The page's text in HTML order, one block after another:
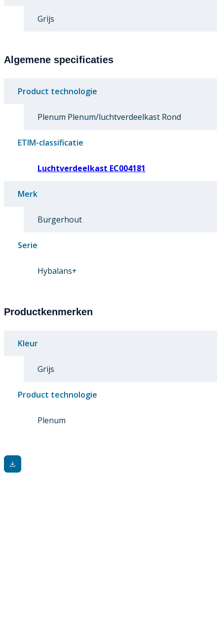
Grijs
Algemene specificaties
Product technologie
Plenum Plenum/luchtverdeelkast Rond
ETIM-classificatie
Luchtverdeelkast EC004181
Merk
Burgerhout
Serie
Hybalans+
Productkenmerken
Kleur
Grijs
Product technologie
Plenum